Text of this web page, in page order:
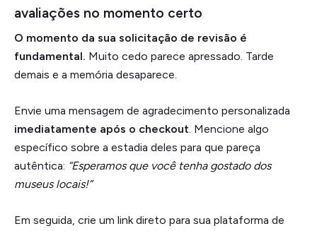
avaliações no momento certo
O momento da sua solicitação de revisão é
fundamental. Muito cedo parece apressado. Tarde
demais e a memória desaparece.
Envie uma mensagem de agradecimento personalizada
imediatamente após o checkout. Mencione algo
específico sobre a estadia deles para que pareça
autêntica: “Esperamos que você tenha gostado dos
museus locais!”
Em seguida, crie um link direto para sua plataforma de